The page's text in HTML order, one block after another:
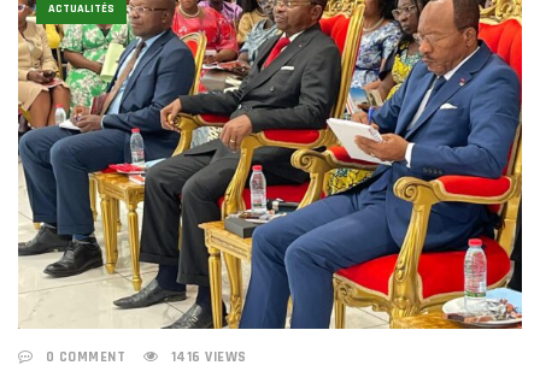
ACTUALITÉS
0 COMMENT 1416 VIEWS